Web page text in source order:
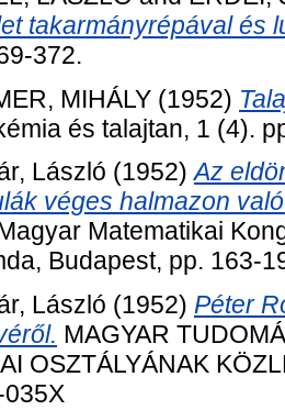
takarmányrépával és
372.
MIHÁLY (1952)
és talajtan, 1 (4).
László (1952)Az
véges halmazon
Matematikai
Budapest, pp. 163-
László (1952) Péter
MAGYAR
OSZTÁLYÁNAK